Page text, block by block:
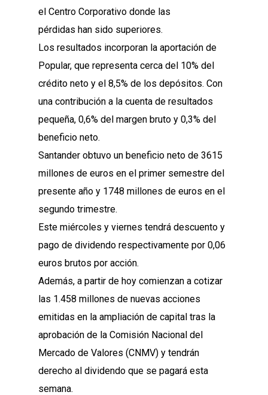
el Centro Corporativo donde las
pérdidas han sido superiores.
Los resultados incorporan la aportación de
Popular, que representa cerca del 10% del
crédito neto y el 8,5% de los depósitos. Con
una contribución a la cuenta de resultados
pequeña, 0,6% del margen bruto y 0,3% del
beneficio neto.
Santander obtuvo un beneficio neto de 3615
millones de euros en el primer semestre del
presente año y 1748 millones de euros en el
segundo trimestre.
Este miércoles y viernes tendrá descuento y
pago de dividendo respectivamente por 0,06
euros brutos por acción.
Además, a partir de hoy comienzan a cotizar
las 1.458 millones de nuevas acciones
emitidas en la ampliación de capital tras la
aprobación de la Comisión Nacional del
Mercado de Valores (CNMV) y tendrán
derecho al dividendo que se pagará esta
semana.